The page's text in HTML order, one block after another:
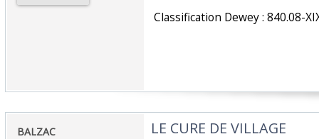
Classification Dewey : 840.08-
‎BALZAC‎ ‎LE CURE DE VILLAGE‎